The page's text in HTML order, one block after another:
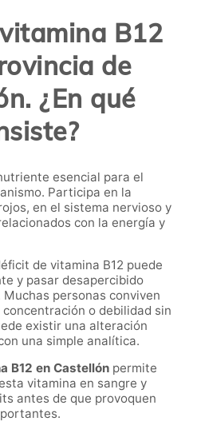
B12
de
¿En qué
esencial para el
Participa en la
en el sistema nervioso y
con la energía y
de vitamina B12 puede
y pasar desapercibido
personas conviven
o debilidad sin
existir una alteración
una simple analítica.
B12 en Castellón permite
vitamina en sangre y
antes de que provoquen